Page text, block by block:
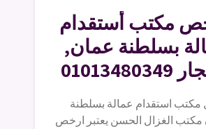
مكتب أستقدام
بسلطنة عمان,
استقدام عمالة بسلطنة
مكتب الغزال الحسن يعتبر ارخص